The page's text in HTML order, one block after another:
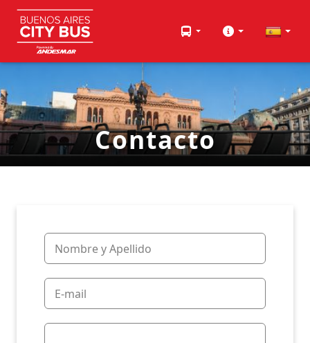
Contacto
Nombre y Apellido
E-mail